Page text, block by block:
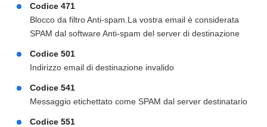
Codice 471
Blocco da filtro Anti-spam.La vostra email è considerata
SPAM dal software Anti-spam del server di destinazione
Codice 501
Indirizzo email di destinazione invalido
Codice 541
Messaggio etichettato come SPAM dal server destinatario
Codice 551